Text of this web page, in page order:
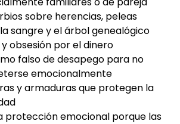
sobre herencias, peleas
sangre y el árbol genealógico
obsesión por el dinero
falso de desapego para no
emocionalmente
y armaduras que protegen la
protección emocional porque las